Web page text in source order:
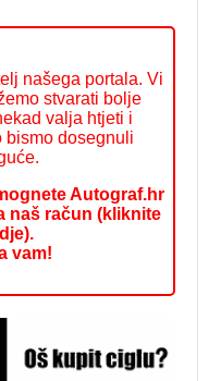
našega portala. Vi
stvarati bolje
valja htjeti i
bismo dosegnuli
Autograf.hr
naš račun (kliknite
vam!